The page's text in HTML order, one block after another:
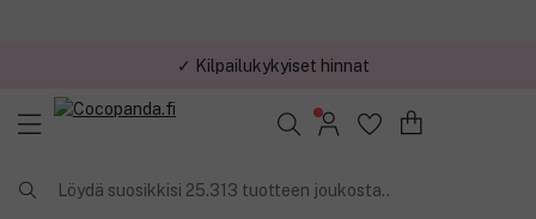
✓ Kilpailukykyiset hinnat
Löydä suosikkisi 25.313 tuotteen joukosta..